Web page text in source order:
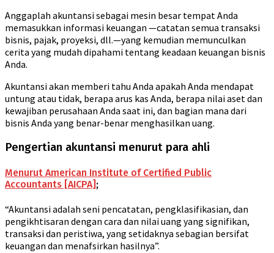
Anggaplah akuntansi sebagai mesin besar tempat Anda
memasukkan informasi keuangan —catatan semua transaksi
bisnis, pajak, proyeksi, dll.—yang kemudian memunculkan
cerita yang mudah dipahami tentang keadaan keuangan bisnis
Anda.
Akuntansi akan memberi tahu Anda apakah Anda mendapat
untung atau tidak, berapa arus kas Anda, berapa nilai aset dan
kewajiban perusahaan Anda saat ini, dan bagian mana dari
bisnis Anda yang benar-benar menghasilkan uang.
Pengertian akuntansi menurut para ahli
Menurut American Institute of Certified Public
Accountants [AICPA] ;
“Akuntansi adalah seni pencatatan, pengklasifikasian, dan
pengikhtisaran dengan cara dan nilai uang yang signifikan,
transaksi dan peristiwa, yang setidaknya sebagian bersifat
keuangan dan menafsirkan hasilnya”.